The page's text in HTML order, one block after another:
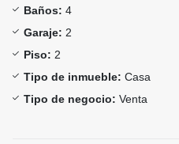
Baños: 4
Garaje: 2
Piso: 2
Tipo de inmueble: Casa
Tipo de negocio: Venta